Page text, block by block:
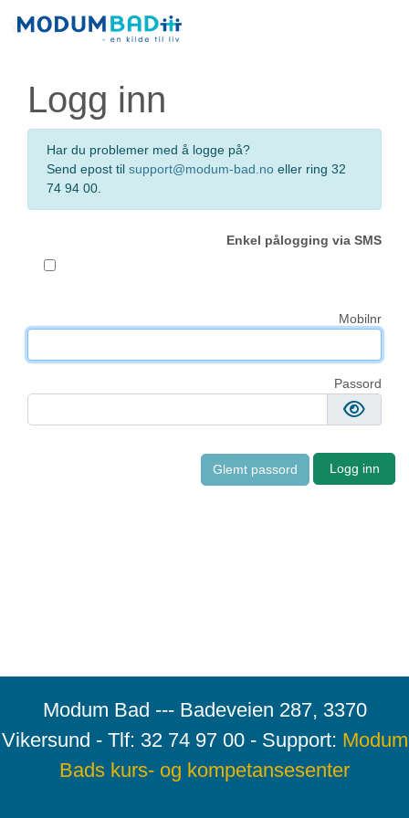
Logg inn
Har du problemer med å logge på?
Send epost til support@modum-bad.no eller ring 32
74 94 00.
Enkel pålogging via SMS
Mobilnr
Passord
Modum Bad --- Badeveien 287, 3370
Vikersund - Tlf: 32 74 97 00 - Support: Modum
Bads kurs- og kompetansesenter